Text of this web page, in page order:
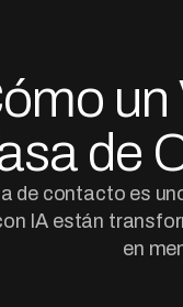
un
de
de contacto es
IA están
en